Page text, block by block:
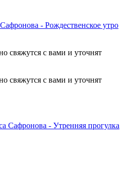
- Рождественское утро
свяжутся с вами и уточнят
свяжутся с вами и уточнят